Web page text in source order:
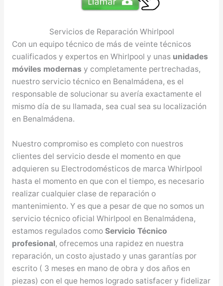
Servicios de Reparación Whirlpool
Con un equipo técnico de más de veinte técnicos
cualificados y expertos en Whirlpool y unas unidades
móviles modernas y completamente pertrechadas,
nuestro servicio técnico en Benalmádena, es el
responsable de solucionar su avería exactamente el
mismo día de su llamada, sea cual sea su localización
en Benalmádena.
Nuestro compromiso es completo con nuestros
clientes del servicio desde el momento en que
adquieren su Electrodomésticos de marca Whirlpool
hasta el momento en que con el tiempo, es necesario
realizar cualquier clase de reparación o
mantenimiento. Y es que a pesar de que no somos un
servicio técnico oficial Whirlpool en Benalmádena,
estamos regulados como Servicio Técnico
profesional, ofrecemos una rapidez en nuestra
reparación, un costo ajustado y unas garantías por
escrito ( 3 meses en mano de obra y dos años en
piezas) con el que hemos logrado satisfacer y fidelizar